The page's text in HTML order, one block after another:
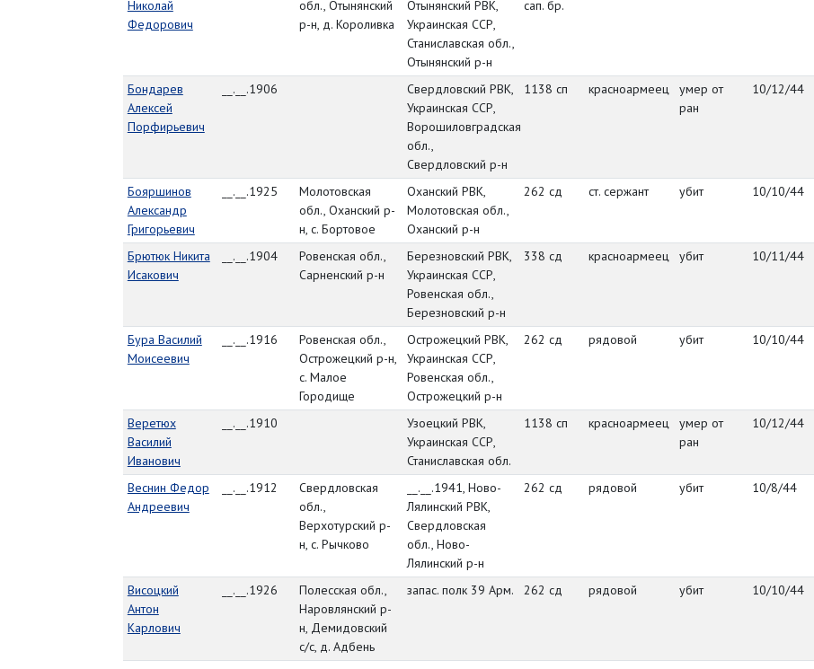
Николай
Федорович
обл., Отынянский
р-н, д. Короливка
Отынянский РВК,
Украинская ССР,
Станиславская обл.,
Отынянский р-н
сап. бр.
Бондарев
Алексей
Порфирьевич
__.__.1906
Свердловский РВК,
Украинская ССР,
Ворошиловградская
обл.,
Свердловский р-н
1138 сп красноармеец
умер от
ран
10/12/44
Бояршинов
Александр
Григорьевич
__.__.1925
Молотовская
обл., Оханский р-
н, с. Бортовое
Оханский РВК,
Молотовская обл.,
Оханский р-н
262 сд ст. сержант убит 10/10/44
Брютюк Никита
Исакович
__.__.1904
Ровенская обл.,
Сарненский р-н
Березновский РВК,
Украинская ССР,
Ровенская обл.,
Березновский р-н
338 сд красноармеец убит 10/11/44
Бура Василий
Моисеевич
__.__.1916
Ровенская обл.,
Острожецкий р-н,
с. Малое
Городище
Острожецкий РВК,
Украинская ССР,
Ровенская обл.,
Острожецкий р-н
262 сд рядовой убит 10/10/44
Веретюх
Василий
Иванович
__.__.1910
Узоецкий РВК,
Украинская ССР,
Станиславская обл.
1138 сп красноармеец
умер от
ран
10/12/44
Веснин Федор
Андреевич
__.__.1912
Свердловская
обл.,
Верхотурский р-
н, с. Рычково
__.__.1941, Ново-
Лялинский РВК,
Свердловская
обл., Ново-
Лялинский р-н
262 сд рядовой убит 10/8/44
Висоцкий
Антон
Карлович
__.__.1926
Полесская обл.,
Наровлянский р-
н, Демидовский
с/с, д. Адбень
запас. полк 39 Арм. 262 сд рядовой убит 10/10/44